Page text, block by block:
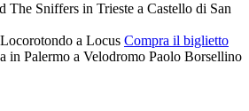
The Sniffers in Trieste a Castello di San
Locorotondo a Locus Compra il biglietto
in Palermo a Velodromo Paolo Borsellino